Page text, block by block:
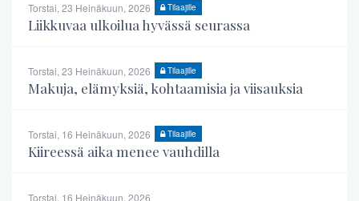
Torstai, 23 Heinäkuun, 2026 Tilaajille
Liikkuvaa ulkoilua hyvässä seurassa
Torstai, 23 Heinäkuun, 2026 Tilaajille
Makuja, elämyksiä, kohtaamisia ja viisauksia
Torstai, 16 Heinäkuun, 2026 Tilaajille
Kiireessä aika menee vauhdilla
Torstai, 16 Heinäkuun, 2026